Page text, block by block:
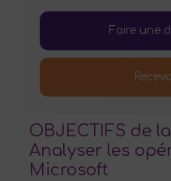
Faire une
OBJECTIFS de
Analyser les
Microsoft